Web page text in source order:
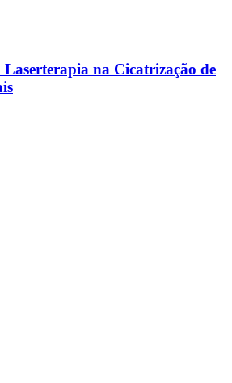
na Cicatrização de